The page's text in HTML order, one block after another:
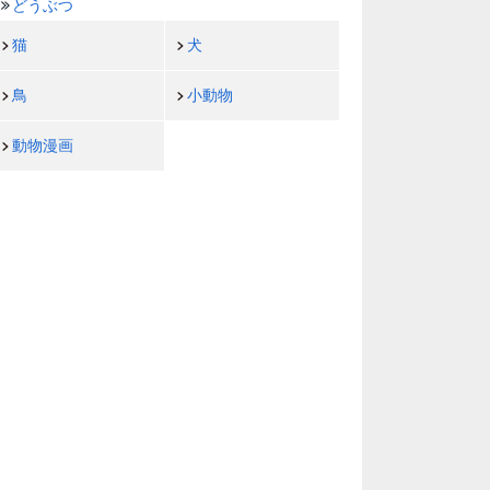
どうぶつ
猫 犬
鳥 小動物
動物漫画